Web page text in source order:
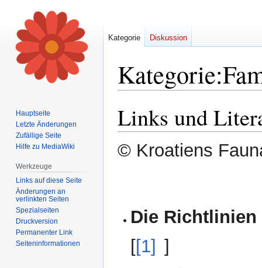
Kategorie:
Navigation
springen
Suche
springen
Links und
© Kroatiens
Die
[[1] ]
Kategorie Diskussion
Hauptseite
Letzte Änderungen
Zufällige Seite
Hilfe zu MediaWiki
Werkzeuge
Links auf diese Seite
Änderungen an
verlinkten Seiten
Spezialseiten
Druckversion
Permanenter Link
Seiten­informationen